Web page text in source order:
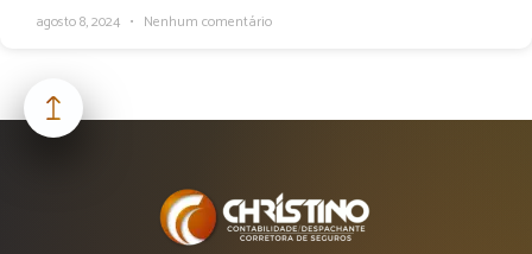
agosto 8, 2024 Nenhum comentário